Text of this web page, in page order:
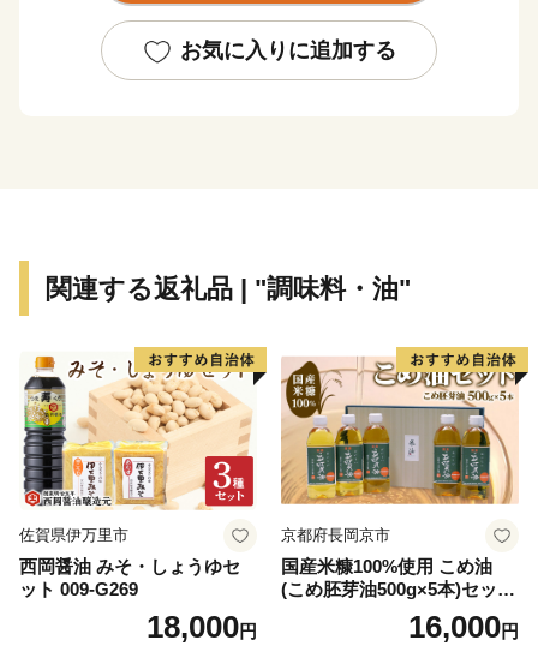
いろいろな旅のプランに「大崎上島」を織り交ぜたら、
きっと楽しい旅になります。
りを楽しんだりと、季節に合わせた海遊びを満喫できま
ゴルフ、キャンプ、二人乗りの超小型モビリティ（観光
移動用電気自動車）を使っての島内散歩など、大崎上島
ならではのアクティビティが多数そろっています。
■瀬戸内の太陽と大地が育んだ「うまいもん」がいっぱ
瀬戸内の温暖な気候に恵まれた大崎上島。大粒のブルー
ベリーやイチゴをはじめ、フレッシュなみかんやグリー
いっぱい浴びた島生まれのフルーツや野菜が自慢です。
お気に入りに追加する
関連する返礼品 | "調味料・油"
佐賀県伊万里市
西岡醤油 みそ・しょうゆセ
ット 009-G269
18,000円
京都府長岡京市
国産米糠100%使用 こめ油
(こめ胚芽油500g×5本)セット
16,000円